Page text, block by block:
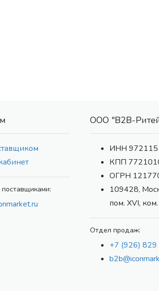
ООО "В2В-
ИНН
КПП
ОГРН
109428,
пом. XVI,
Отдел продаж:
+7 (926) 829